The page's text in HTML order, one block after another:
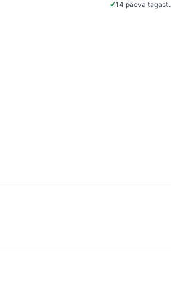
✔14 päeva